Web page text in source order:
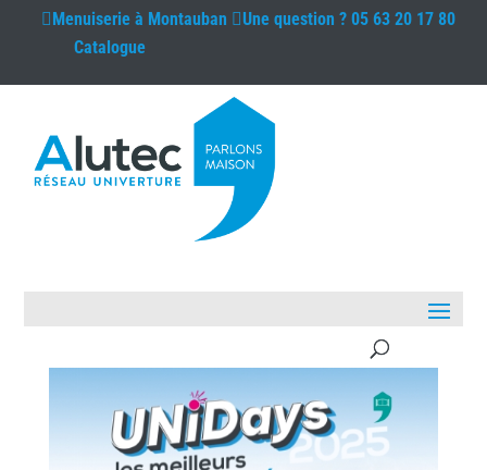
Menuiserie à Montauban Une question ?05 63 20 17 80
Catalogue